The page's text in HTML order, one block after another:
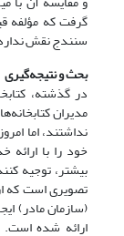
گرفت که مؤلفه
سنندج نقش
بحث و نتیجه‌گیری
در گذشته،
مدیران
نداشتند، اما
خود را با ارائه
بیشتر، توجیه
تصویری است که
(سازمان مادر)
ارائه شده است.